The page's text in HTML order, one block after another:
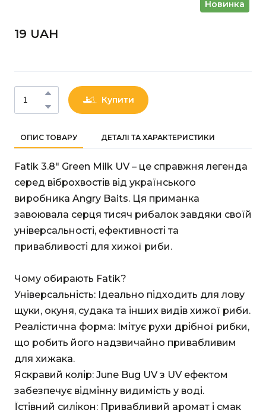
Новинка
19 UAН
Купити
ОПИС ТОВАРУ ДЕТАЛІ ТА ХАРАКТЕРИСТИКИ
Fatik 3.8" Green Milk UV – це справжня легенда
серед віброхвостів від українського
виробника Angry Baits. Ця приманка
завоювала серця тисяч рибалок завдяки своїй
універсальності, ефективності та
привабливості для хижої риби.
Чому обирають Fatik?
Універсальність: Ідеально підходить для лову
щуки, окуня, судака та інших видів хижої риби.
Реалістична форма: Імітує рухи дрібної рибки,
що робить його надзвичайно привабливим
для хижака.
Яскравий колір: June Bug UV з UV ефектом
забезпечує відмінну видимість у воді.
Їстівний силікон: Привабливий аромат і смак